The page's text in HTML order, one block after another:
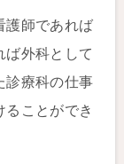
護師であれば
ば外科として
診療科の仕事
ことができ